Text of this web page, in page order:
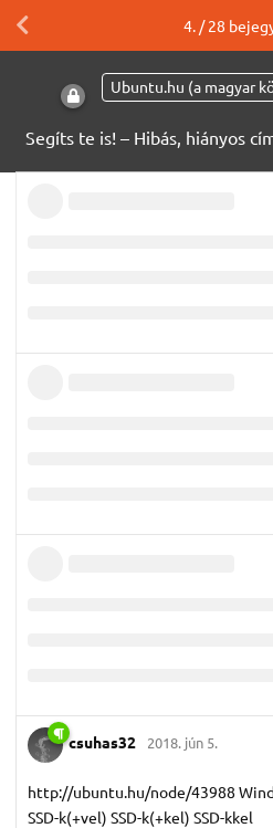
Ubuntu.hu (a magyar
Segíts te is! – Hibás, hiányos
4. /28
csuhas32 2018. jún 5.
http://ubuntu.hu/node/43988
SSD-k(+vel) SSD-k(+kel) SSD-kkel